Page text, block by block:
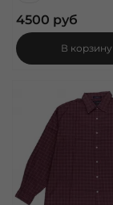
4500 руб
В корзину